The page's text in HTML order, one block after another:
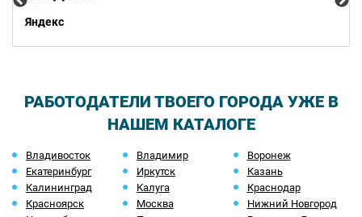
Яндекс
РАБОТОДАТЕЛИ ТВОЕГО ГОРОДА УЖЕ В
НАШЕМ КАТАЛОГЕ
Владивосток Владимир
Воронеж
Екатеринбург
Иркутск
Казань
Калининград
Калуга
Краснодар
Красноярск
Москва
Нижний Новгород